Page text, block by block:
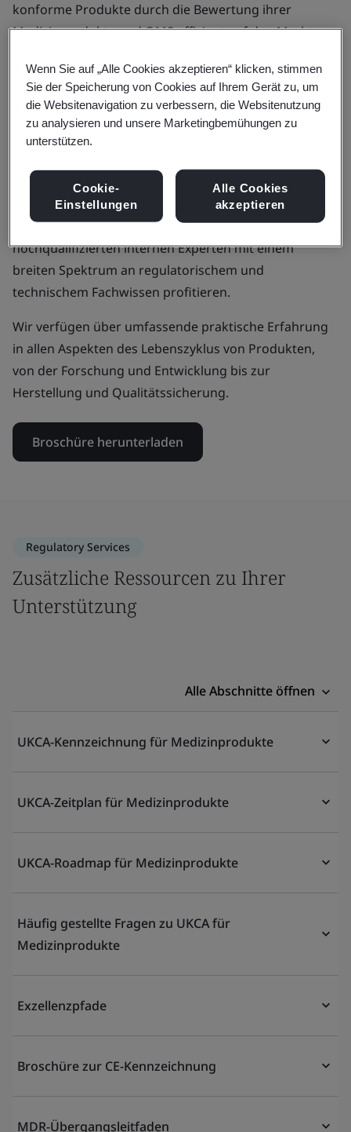
konforme Produkte durch die Bewertung ihrer
Medizinprodukte und QMS effizient auf den Markt zu
Warum BSI für den Zugang zu
globalen Märkten wählen?
Als Hersteller von Medizinprodukten profitieren Sie
von der Zusammenarbeit mit BSI, da Sie von unserem
Team aus erfahrenen, professionellen und
hochqualifizierten internen Experten mit einem
breiten Spektrum an regulatorischem und
technischem Fachwissen profitieren.
Wir verfügen über umfassende praktische Erfahrung
in allen Aspekten des Lebenszyklus von Produkten,
von der Forschung und Entwicklung bis zur
Herstellung und Qualitätssicherung.
Broschüre herunterladen
Regulatory Services
Zusätzliche Ressourcen zu Ihrer
Unterstützung
Alle Abschnitte öffnen
UKCA-Kennzeichnung für Medizinprodukte
UKCA-Zeitplan für Medizinprodukte
UKCA-Roadmap für Medizinprodukte
Häufig gestellte Fragen zu UKCA für
Medizinprodukte
Exzellenzpfade
Broschüre zur CE-Kennzeichnung
MDR-Übergangsleitfaden
Wenn Sie auf „Alle Cookies akzeptieren“ klicken, stimmen
Sie der Speicherung von Cookies auf Ihrem Gerät zu, um
die Websitenavigation zu verbessern, die Websitenutzung
zu analysieren und unsere Marketingbemühungen zu
unterstützen.
Cookie-
Einstellungen
Alle Cookies
akzeptieren